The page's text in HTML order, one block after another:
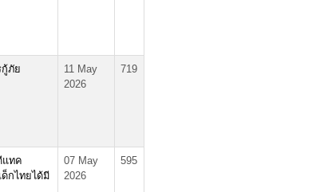
ภัย
11 May
2026
719
แทค
กไทยได้มี
07 May
2026
595